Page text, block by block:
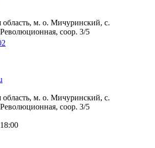
область, м. о. Мичуринский, с.
соор. 3/5
область, м. о. Мичуринский, с.
соор. 3/5